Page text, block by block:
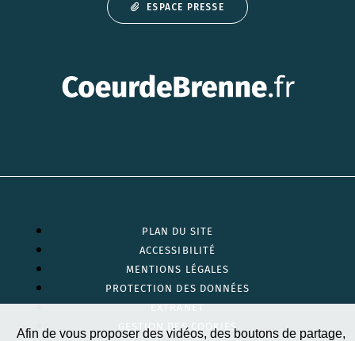
Afin de vous proposer des vidéos, des boutons de partage,
ESPACE PRESSE
PLAN DU SITE
ACCESSIBILITÉ
MENTIONS LÉGALES
PROTECTION DES DONNÉES
EXTRANET
GESTION DES COOKIES